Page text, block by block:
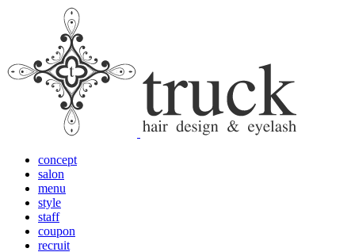
concept
salon
menu
style
staff
coupon
recruit